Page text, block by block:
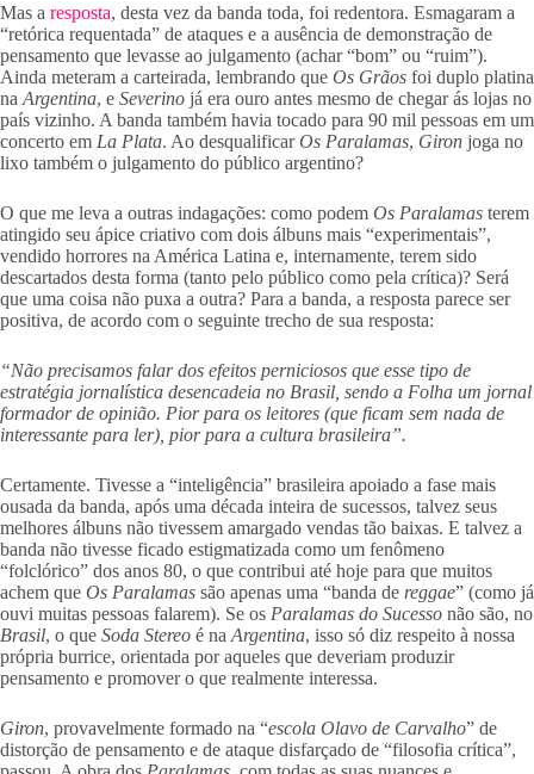
Mas a resposta, desta vez da banda toda, foi redentora. Esmagaram a
“retórica requentada” de ataques e a ausência de demonstração de
pensamento que levasse ao julgamento (achar “bom” ou “ruim”).
Ainda meteram a carteirada, lembrando que Os Grãos foi duplo platina
na Argentina, e Severino já era ouro antes mesmo de chegar ás lojas no
país vizinho. A banda também havia tocado para 90 mil pessoas em um
concerto em La Plata. Ao desqualificarOs Paralamas, Giron joga no
lixo também o julgamento do público argentino?
O que me leva a outras indagações: como podem Os Paralamas terem
atingido seu ápice criativo com dois álbuns mais “experimentais”,
vendido horrores na América Latina e, internamente, terem sido
descartados desta forma (tanto pelo público como pela crítica)? Será
que uma coisa não puxa a outra? Para a banda, a resposta parece ser
positiva, de acordo com o seguinte trecho de sua resposta:
“Não precisamos falar dos efeitos perniciosos que esse tipo de
estratégia jornalística desencadeia no Brasil, sendo a Folha um jornal
formador de opinião. Pior para os leitores (que ficam sem nada de
interessante para ler), pior para a cultura brasileira”.
Certamente. Tivesse a “inteligência” brasileira apoiado a fase mais
ousada da banda, após uma década inteira de sucessos, talvez seus
melhores álbuns não tivessem amargado vendas tão baixas. E talvez a
banda não tivesse ficado estigmatizada como um fenômeno
“folclórico” dos anos 80, o que contribui até hoje para que muitos
achem que Os Paralamas são apenas uma “banda de reggae” (como já
ouvi muitas pessoas falarem). Se os Paralamas do Sucesso não são, no
Brasil, o que Soda Stereo é na Argentina, isso só diz respeito à nossa
própria burrice, orientada por aqueles que deveriam produzir
pensamento e promover o que realmente interessa.
Giron, provavelmente formado na “escola Olavo de Carvalho” de
distorção de pensamento e de ataque disfarçado de “filosofia crítica”,